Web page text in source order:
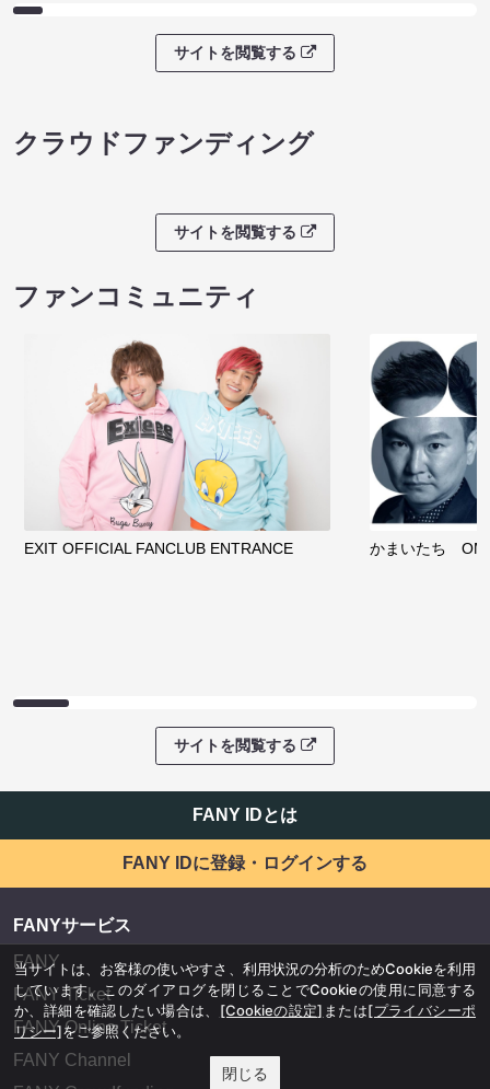
サイトを閲覧する
クラウドファンディング
サイトを閲覧する
ファンコミュニティ
EXIT OFFICIAL FANCLUB ENTRANCE かまいたち
サイトを閲覧する
FANY IDとは
FANY IDに登録・ログインする
FANYサービス
FANY
FANY Ticket
FANY Online Ticket
FANY Channel
当サイトは、お客様の使いやすさ、利用状況の分析のためCookieを利用
しています。このダイアログを閉じることでCookieの使用に同意する
か、詳細を確認したい場合は、 [Cookieの設定] または[プライバシーポ
リシー]をご参照ください。
閉じる